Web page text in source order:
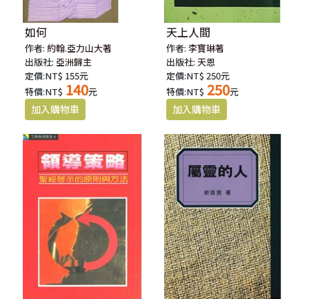
如何
作者:約翰.亞力山大著
出版社: 亞洲歸主
定價:NT$ 155元
特價:NT$ 140元
天上人間
作者:李寶琳著
出版社:天恩
定價:NT$ 250元
特價:NT$ 250元